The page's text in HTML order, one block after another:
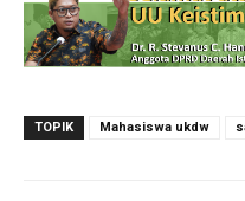
TOPIK Mahasiswa ukdw